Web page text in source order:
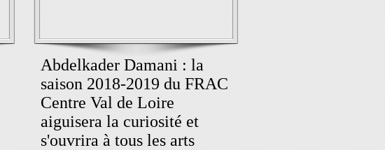
Abdelkader Damani : la
saison 2018-2019 du FRAC
Centre Val de Loire
aiguisera la curiosité et
s'ouvrira à tous les arts